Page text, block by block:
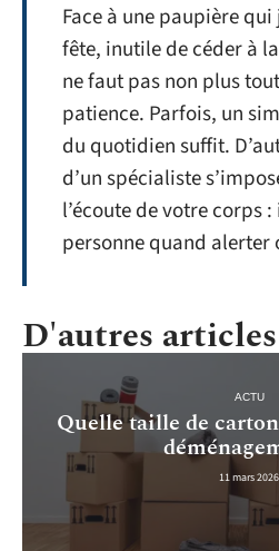
Face à une paupière
fête, inutile de céder à
ne faut pas non plus
patience. Parfois, un
du quotidien suffit.
d’un spécialiste
l’écoute de votre corps
personne quand alerter
D'autres
ACTU
Quelle taille de
11 mars 2026